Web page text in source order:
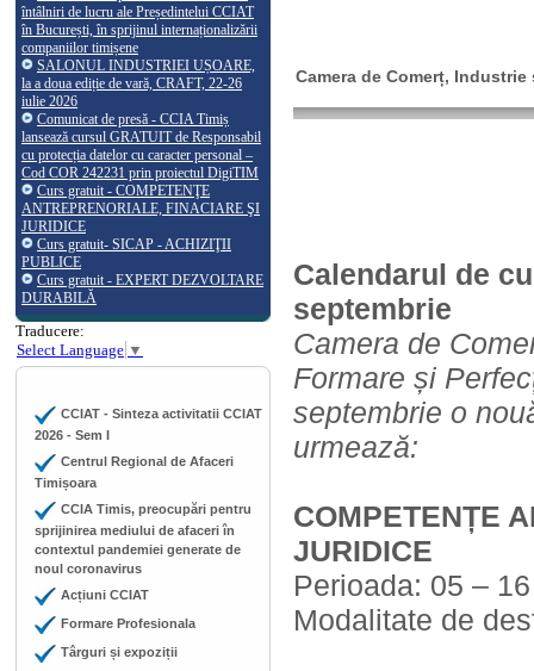
întâlniri de lucru ale Președintelui CCIAT
în București, în sprijinul internaționalizării
companiilor timișene
SALONUL INDUSTRIEI UȘOARE,
la a doua ediție de vară, CRAFT, 22-26
iulie 2026
Comunicat de presă - CCIA Timiș
lansează cursul GRATUIT de Responsabil
cu protecția datelor cu caracter personal –
Cod COR 242231 prin proiectul DigiTIM
Curs gratuit - COMPETENŢE
ANTREPRENORIALE, FINACIARE ŞI
JURIDICE
Curs gratuit- SICAP - ACHIZIŢII
PUBLICE
Curs gratuit - EXPERT DEZVOLTARE
DURABILĂ
Traducere:
Select Language ▼
CCIAT - Sinteza activitatii CCIAT
2026 - Sem I
Centrul Regional de Afaceri
Timișoara
CCIA Timis, preocupări pentru
sprijinirea mediului de afaceri în
contextul pandemiei generate de
noul coronavirus
Acțiuni CCIAT
Formare Profesionala
Târguri și expoziții
Camera de Comerț,
Calendarul de
septembrie
Camera de
Formare și
septembrie o
urmează:
COMPETENȚE
JURIDICE
Perioada: 05 –
Modalitate de